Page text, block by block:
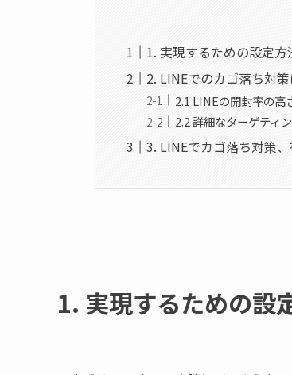
1. 実現するための設定
2. LINEでのカゴ落ち対
2.1 LINEの開封率の高
2.2 詳細なターゲティ
3. LINEでカゴ落ち対策
1. 実現するための設